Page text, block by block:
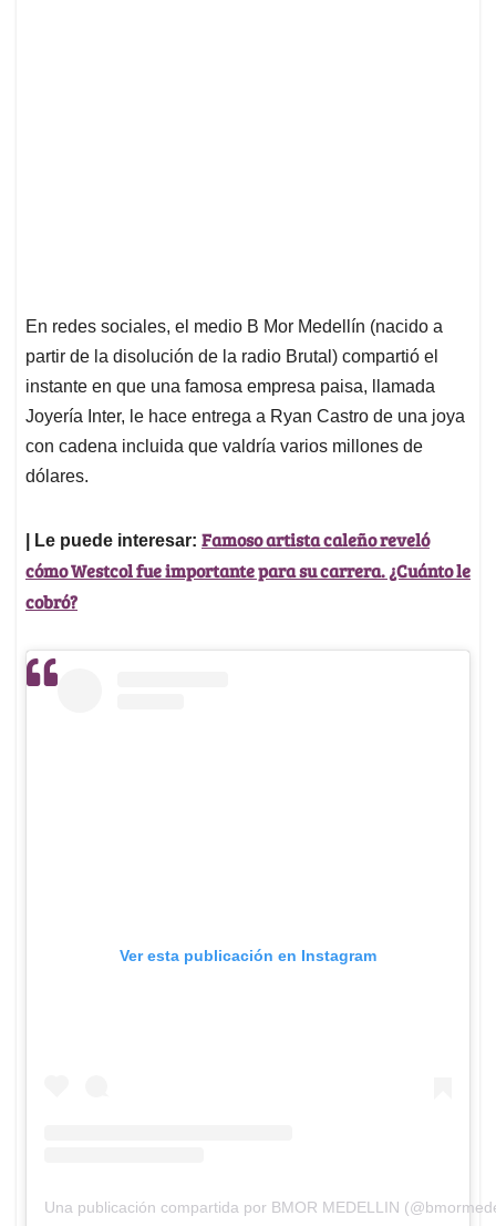
En redes sociales, el medio B Mor Medellín (nacido a
partir de la disolución de la radio Brutal) compartió el
instante en que una famosa empresa paisa, llamada
Joyería Inter, le hace entrega a Ryan Castro de una joya
con cadena incluida que valdría varios millones de
dólares.
| Le puede interesar: Famoso artista caleño reveló
cómo Westcol fue importante para su carrera. ¿Cuánto le
cobró?
Ver esta publicación en Instagram
Una publicación compartida por BMOR MEDELLIN